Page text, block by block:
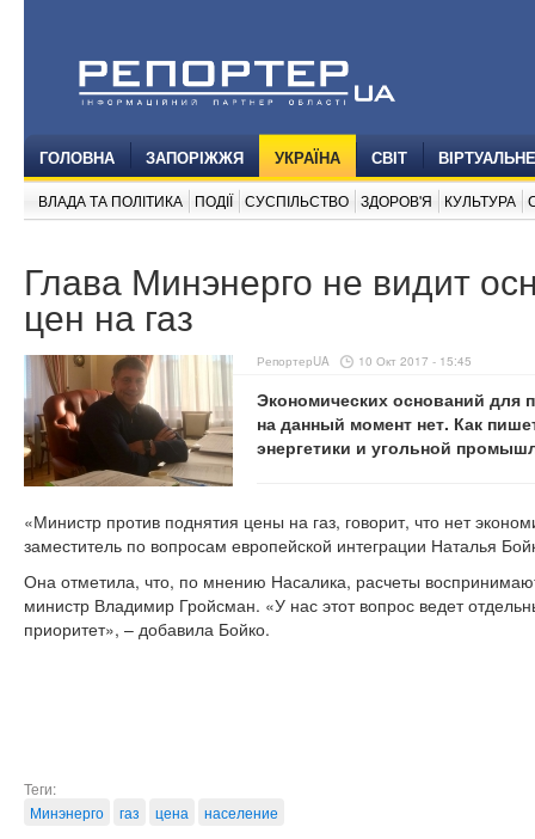
ГОЛОВНА ЗАПОРІЖЖЯ УКРАЇНА СВІТ
ВЛАДА ТА ПОЛІТИКА ПОДІЇ СУСПІЛЬСТВО ЗДОРОВ'Я КУЛЬТУРА
Глава Минэнерго не видит
цен на газ
РепортерUA 10 Окт 2017 - 15:45
Экономических оснований для
на данный момент нет. Как
энергетики и угольной
«Министр против поднятия цены на газ, говорит, что нет
заместитель по вопросам европейской интеграции Наталья
Она отметила, что, по мнению Насалика, расчеты
министр Владимир Гройсман. «У нас этот вопрос ведет
приоритет», – добавила Бойко.
Теги:
Минэнерго
газ цена население